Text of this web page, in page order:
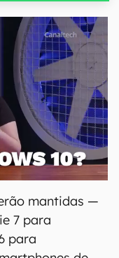
mantidas —
7 para
para